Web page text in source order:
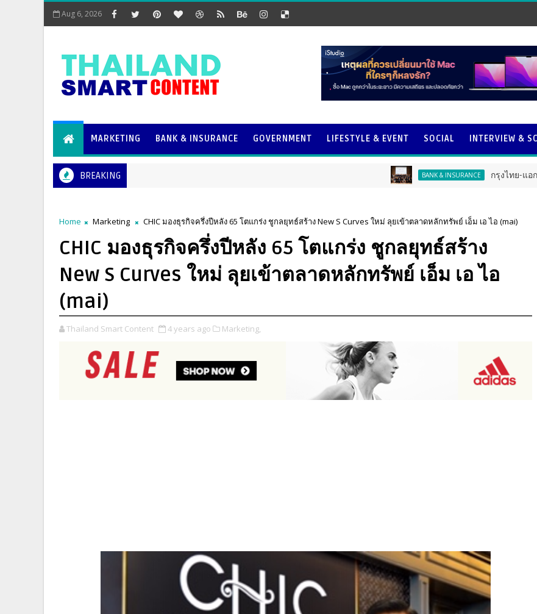
Aug 6, 2026
MARKETING BANK & INSURANCE GOVERNMENT LIFESTYLE & EVENT SOCIAL INTERVIEW &
BREAKING BANK & INSURANCE กรุงไทย-แอกซ่า ประกัน
Home Marketing CHIC มองธุรกิจครึ่งปีหลัง 65 โตแกร่ง ชูกลยุทธ์สร้าง New S Curves ใหม่ ลุยเข้าตลาดหลักทรัพย์ เอ็ม เอ ไอ (mai)
CHIC มองธุรกิจครึ่งปีหลัง 65 โตแกร่ง ชูกลยุทธ์สร้าง
New S Curves ใหม่ ลุยเข้าตลาดหลักทรัพย์ เอ็ม เอ ไอ
(mai)
Thailand Smart Content 4 years ago Marketing,